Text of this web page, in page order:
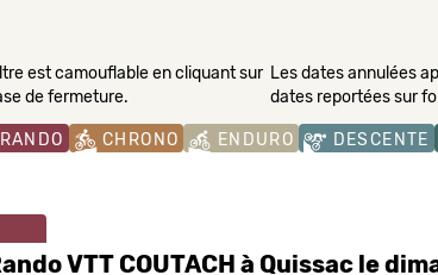
est camouflable en cliquant sur
de fermeture.
Les dates annulées
dates reportées sur
RANDO CHRONO ENDURO DESCENTE
VTT COUTACH à Quissac le